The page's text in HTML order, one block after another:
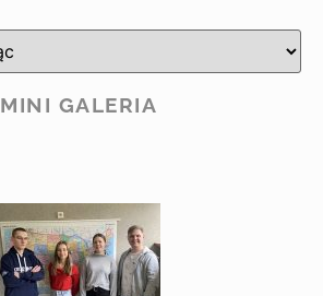
MINI GALERIA